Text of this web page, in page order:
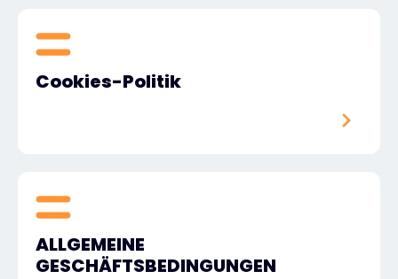
Cookies-Politik
ALLGEMEINE
GESCHÄFTSBEDINGUNGEN